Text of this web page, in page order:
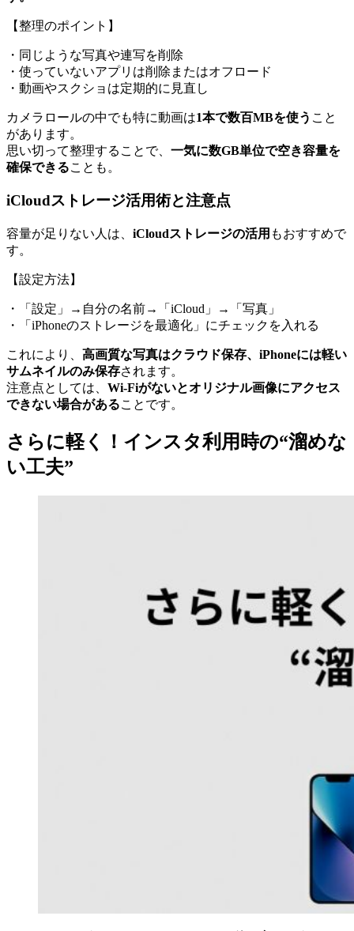
【整理のポイント】
・同じような写真や連写を削除
・使っていないアプリは削除またはオフロード
・動画やスクショは定期的に見直し
カメラロールの中でも特に動画は1本で数百MBを使う こと
があります。
思い切って整理することで、 一気に数GB単位で空き容量を
確保できることも。
iCloudストレージ活用術と注意点
容量が足りない人は、 iCloudストレージの活用 もおすすめで
す。
【設定方法】
・「設定」→自分の名前→「iCloud」→「写真」
・「iPhoneのストレージを最適化」にチェックを入れる
これにより、 高画質な写真はクラウド保存、iPhoneには軽い
サムネイルのみ保存されます。
注意点としては、 Wi-Fiがないとオリジナル画像にアクセス
できない場合があることです。
さらに軽く！インスタ利用時の“溜めな
い工夫”